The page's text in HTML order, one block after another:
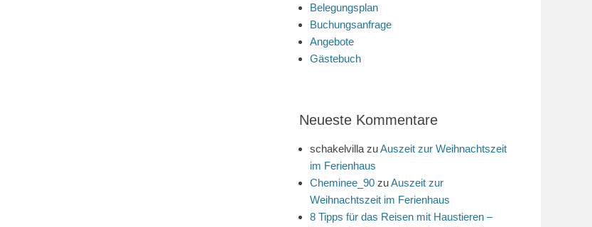
Belegungsplan
Buchungsanfrage
Angebote
Gästebuch
Neueste Kommentare
schakelvilla zuAuszeit zur Weihnachtszeit
im Ferienhaus
Cheminee_90 zuAuszeit zur
Weihnachtszeit im Ferienhaus
8 Tipps für das Reisen mit Haustieren –